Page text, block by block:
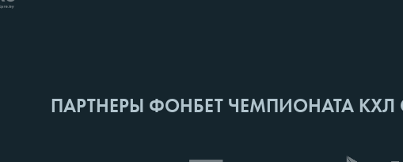
ПАРТНЕРЫ ФОНБЕТ ЧЕМПИОНАТА КХЛ